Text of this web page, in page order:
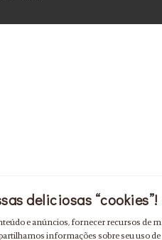
deliciosas “cookies”!
e anúncios, fornecer recursos de
informações sobre seu uso